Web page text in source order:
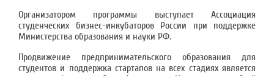
Организатором программы выступает Ассоциация
студенческих бизнес-инкубаторов России при поддержке
Министерства образования и науки РФ.
Продвижение предпринимательского образования для
студентов и поддержка стартапов на всех стадиях является